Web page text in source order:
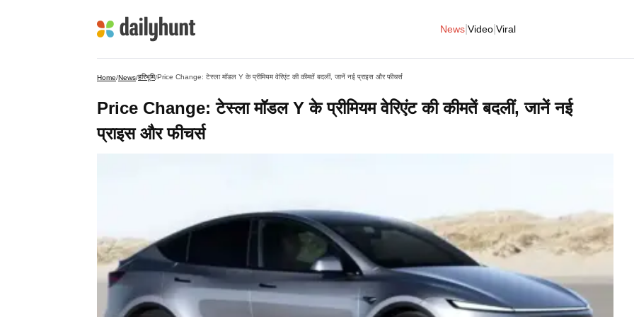
News Video Viral
Home/News/हरिभूमि/Price Change: टेस्ला मॉडल Y के प्रीमियम वेरिएंट की कीमतें बदलीं, जानें नई प्राइस और फीचर्स
Price Change: टेस्ला मॉडल Y के प्रीमियम वेरिएंट की कीमतें बदलीं, जानें नई
प्राइस और फीचर्स